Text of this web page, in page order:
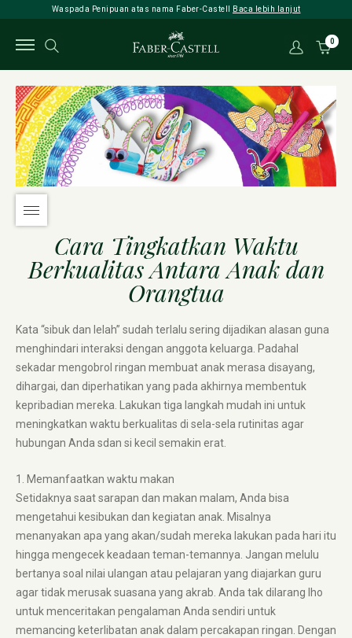
Waspada Penipuan atas nama Faber-Castell Baca lebih lanjut
0
Cara Tingkatkan Waktu
Berkualitas Antara Anak dan
Orangtua
Kata “sibuk dan lelah” sudah terlalu sering dijadikan alasan guna
menghindari interaksi dengan anggota keluarga. Padahal
sekadar mengobrol ringan membuat anak merasa disayang,
dihargai, dan diperhatikan yang pada akhirnya membentuk
kepribadian mereka. Lakukan tiga langkah mudah ini untuk
meningkatkan waktu berkualitas di sela-sela rutinitas agar
hubungan Anda sdan si kecil semakin erat.
1. Memanfaatkan waktu makan
Setidaknya saat sarapan dan makan malam, Anda bisa
mengetahui kesibukan dan kegiatan anak. Misalnya
menanyakan apa yang akan/sudah mereka lakukan pada hari itu
hingga mengecek keadaan teman-temannya. Jangan melulu
bertanya soal nilai ulangan atau pelajaran yang diajarkan guru
agar tidak merusak suasana yang akrab. Anda tak dilarang lho
untuk menceritakan pengalaman Anda sendiri untuk
memancing keterlibatan anak dalam percakapan ringan. Dengan